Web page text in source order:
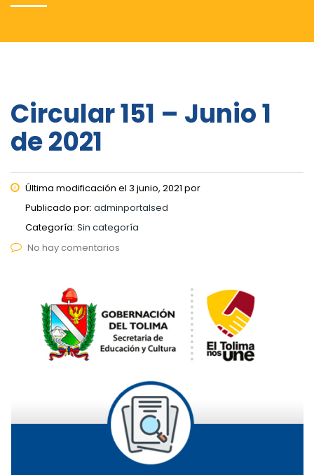
Circular 151 – Junio 1
de 2021
Última modificación el 3 junio, 2021 por
Publicado por: adminportalsed
Categoría: Sin categoría
No hay comentarios